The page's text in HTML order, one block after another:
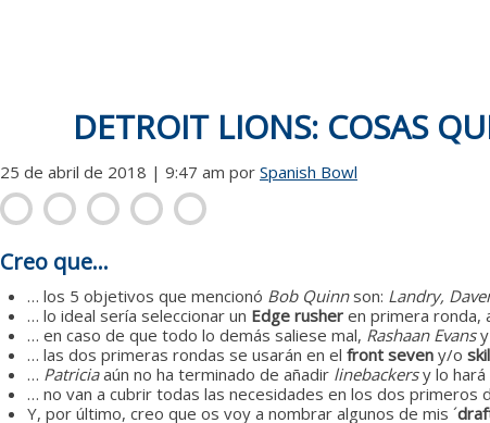
DETROIT LIONS: COSAS
25 de abril de 2018 | 9:47 am por Spanish Bowl
Creo que…
… los 5 objetivos que mencionó Bob Quinnson: Landry,
… lo ideal sería seleccionar un Edge rusher en primera ronda,
… en caso de que todo lo demás saliese mal, Rashaan Evansy
… las dos primeras rondas se usarán en el front seven y/o
… Patriciaaún no ha terminado de añadir linebackersy lo hará
… no van a cubrir todas las necesidades en los dos primeros
Y, por último, creo que os voy a nombrar algunos de mis ´